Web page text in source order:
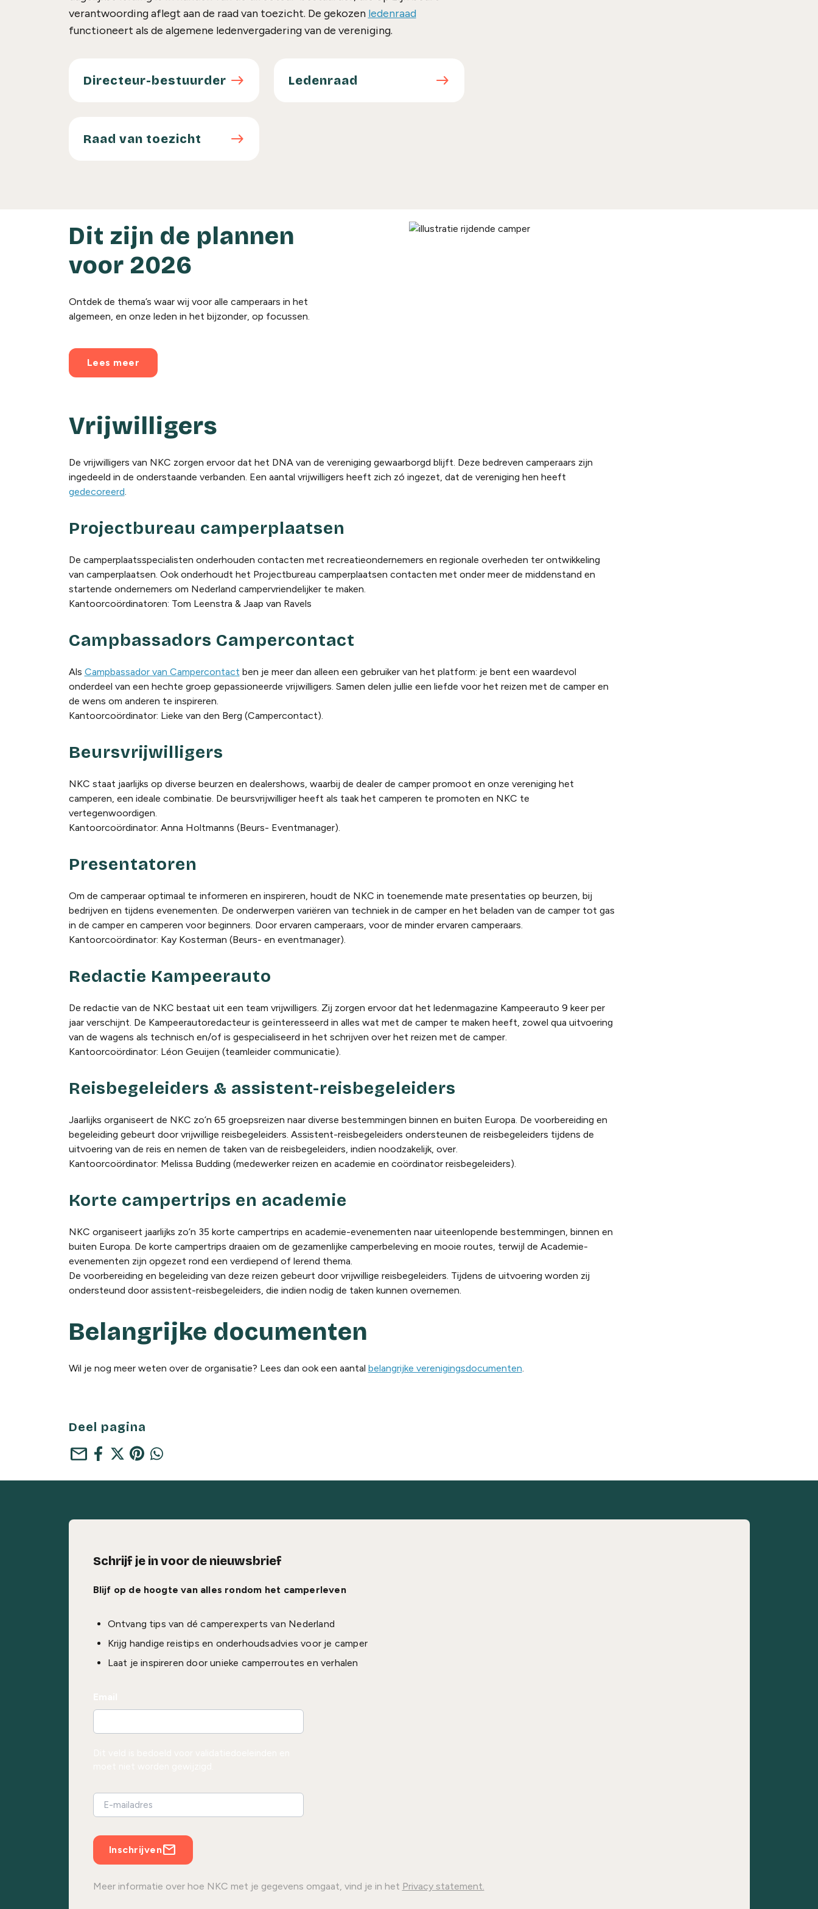
verantwoording aflegt aan de raad van toezicht. De gekozen ledenraad
functioneert als de algemene ledenvergadering van de vereniging.
Directeur-bestuurder east Ledenraad east
Raad van toezicht east
Dit zijn de plannen
voor 2026
Ontdek de thema’s waar wij voor alle camperaars in het
algemeen, en onze leden in het bijzonder, op focussen.
Lees meer
Vrijwilligers
De vrijwilligers van NKC zorgen ervoor dat het DNA van de vereniging gewaarborgd blijft. Deze bedreven camperaars zijn
ingedeeld in de onderstaande verbanden. Een aantal vrijwilligers heeft zich zó ingezet, dat de vereniging hen heeft
gedecoreerd.
Projectbureau camperplaatsen
De camperplaatsspecialisten onderhouden contacten met recreatieondernemers en regionale overheden ter ontwikkeling
van camperplaatsen. Ook onderhoudt het Projectbureau camperplaatsen contacten met onder meer de middenstand en
startende ondernemers om Nederland campervriendelijker te maken.
Kantoorcoördinatoren: Tom Leenstra & Jaap van Ravels
Campbassadors Campercontact
Als Campbassador van Campercontact ben je meer dan alleen een gebruiker van het platform: je bent een waardevol
onderdeel van een hechte groep gepassioneerde vrijwilligers. Samen delen jullie een liefde voor het reizen met de camper en
de wens om anderen te inspireren.
Kantoorcoördinator: Lieke van den Berg (Campercontact).
Beursvrijwilligers
NKC staat jaarlijks op diverse beurzen en dealershows, waarbij de dealer de camper promoot en onze vereniging het
camperen, een ideale combinatie. De beursvrijwilliger heeft als taak het camperen te promoten en NKC te
vertegenwoordigen.
Kantoorcoördinator: Anna Holtmanns (Beurs- Eventmanager).
Presentatoren
Om de camperaar optimaal te informeren en inspireren, houdt de NKC in toenemende mate presentaties op beurzen, bij
bedrijven en tijdens evenementen. De onderwerpen variëren van techniek in de camper en het beladen van de camper tot gas
in de camper en camperen voor beginners. Door ervaren camperaars, voor de minder ervaren camperaars.
Kantoorcoördinator: Kay Kosterman (Beurs- en eventmanager).
Redactie Kampeerauto
De redactie van de NKC bestaat uit een team vrijwilligers. Zij zorgen ervoor dat het ledenmagazine Kampeerauto 9 keer per
jaar verschijnt. De Kampeerautoredacteur is geïnteresseerd in alles wat met de camper te maken heeft, zowel qua uitvoering
van de wagens als technisch en/of is gespecialiseerd in het schrijven over het reizen met de camper.
Kantoorcoördinator: Léon Geuijen (teamleider communicatie).
Reisbegeleiders & assistent-reisbegeleiders
Jaarlijks organiseert de NKC zo’n 65 groepsreizen naar diverse bestemmingen binnen en buiten Europa. De voorbereiding en
begeleiding gebeurt door vrijwillige reisbegeleiders. Assistent-reisbegeleiders ondersteunen de reisbegeleiders tijdens de
uitvoering van de reis en nemen de taken van de reisbegeleiders, indien noodzakelijk, over.
Kantoorcoördinator: Melissa Budding (medewerker reizen en academie en coördinator reisbegeleiders).
Korte campertrips en academie
NKC organiseert jaarlijks zo’n 35 korte campertrips en academie-evenementen naar uiteenlopende bestemmingen, binnen en
buiten Europa. De korte campertrips draaien om de gezamenlijke camperbeleving en mooie routes, terwijl de Academie-
evenementen zijn opgezet rond een verdiepend of lerend thema.
De voorbereiding en begeleiding van deze reizen gebeurt door vrijwillige reisbegeleiders. Tijdens de uitvoering worden zij
ondersteund door assistent-reisbegeleiders, die indien nodig de taken kunnen overnemen.
Belangrijke documenten
Wil je nog meer weten over de organisatie? Lees dan ook een aantal belangrijke verenigingsdocumenten.
Deel pagina
mail
Schrijf je in voor de nieuwsbrief
Blijf op de hoogte van alles rondom het camperleven
Ontvang tips van dé camperexperts van Nederland
Krijg handige reistips en onderhoudsadvies voor je camper
Laat je inspireren door unieke camperroutes en verhalen
Inschrijven
Meer informatie over hoe NKC met je gegevens omgaat, vind je in het Privacy statement.